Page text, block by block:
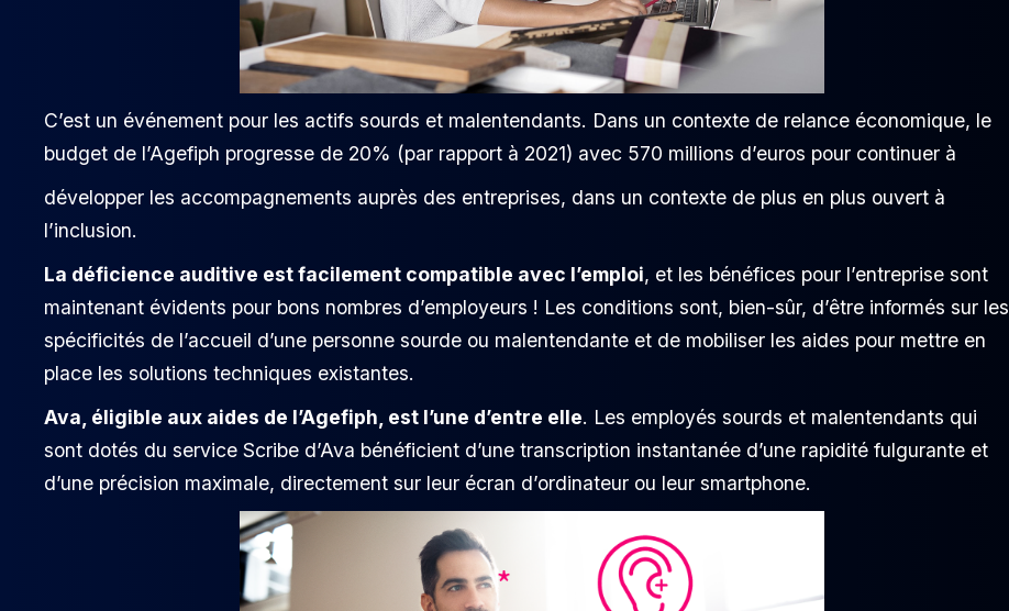
C’est un événement pour les actifs sourds et malentendants. Dans un contexte de relance économique, le
budget de l’Agefiph progresse de 20% (par rapport à 2021) avec 570 millions d’euros pour continuer à
développer les accompagnements auprès des entreprises, dans un contexte de plus en plus ouvert à
l’inclusion.
La déficience auditive est facilement compatible avec l’emploi, et les bénéfices pour l’entreprise sont
maintenant évidents pour bons nombres d’employeurs ! Les conditions sont, bien-sûr, d’être informés sur les
spécificités de l’accueil d’une personne sourde ou malentendante et de mobiliser les aides pour mettre en
place les solutions techniques existantes.
Ava, éligible aux aides de l’Agefiph, est l’une d’entre elle. Les employés sourds et malentendants qui
sont dotés du service Scribe d’Ava bénéficient d’une transcription instantanée d’une rapidité fulgurante et
d’une précision maximale, directement sur leur écran d’ordinateur ou leur smartphone.